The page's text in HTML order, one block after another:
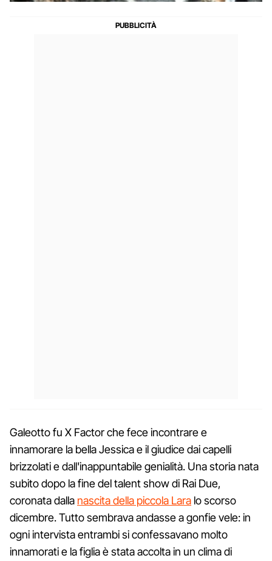
Galeotto fu X Factor che fece incontrare e
innamorare la bella Jessica e il giudice dai capelli
brizzolati e dall'inappuntabile genialità. Una storia nata
subito dopo la fine del talent show di Rai Due,
coronata dalla nascita della piccola Lara lo scorso
dicembre. Tutto sembrava andasse a gonfie vele: in
ogni intervista entrambi si confessavano molto
innamorati e la figlia è stata accolta in un clima di